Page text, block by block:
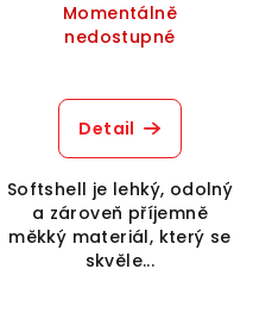
Momentálně
nedostupné
Detail
Softshell je lehký, odolný
a zároveň příjemně
měkký materiál, který se
skvěle...